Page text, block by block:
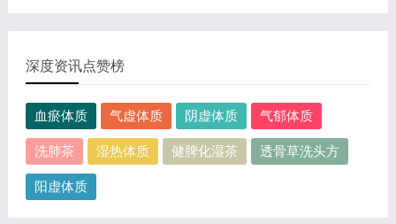
深度资讯点赞榜
血瘀体质 气虚体质 阴虚体质 气郁体质
洗肺茶 湿热体质 健脾化湿茶 透骨草洗头方
阳虚体质